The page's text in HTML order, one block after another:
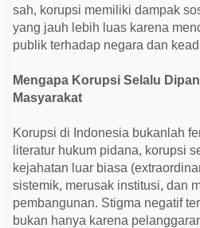
sah, korupsi memiliki dampak
yang jauh lebih luas karena
publik terhadap negara dan
Mengapa Korupsi Selalu
Masyarakat
Korupsi di Indonesia bukanlah
literatur hukum pidana, korupsi
kejahatan luar biasa
sistemik, merusak institusi, dan
pembangunan. Stigma negatif
bukan hanya karena